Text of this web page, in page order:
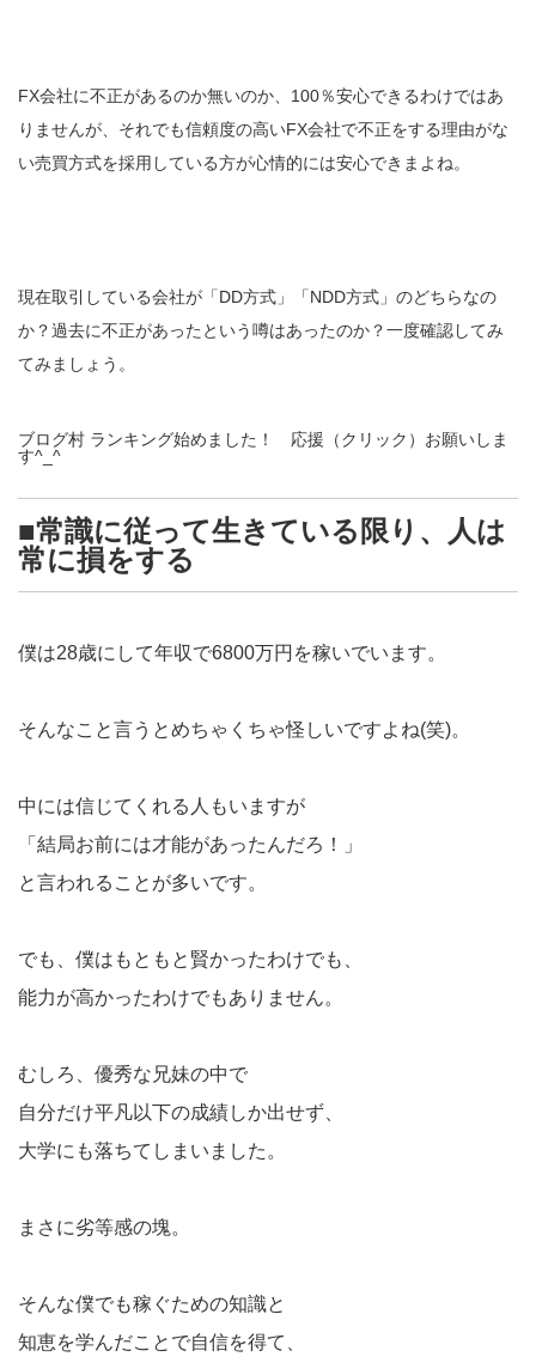
FX会社に不正があるのか無いのか、100％安心できるわけではあ
りませんが、それでも信頼度の高いFX会社で不正をする理由がな
い売買方式を採用している方が心情的には安心できまよね。
現在取引している会社が「DD方式」「NDD方式」のどちらなの
か？過去に不正があったという噂はあったのか？一度確認してみ
てみましょう。
ブログ村 ランキング始めました！ 応援（クリック）お願いしま
す^_^
■常識に従って生きている限り、人は
常に損をする
僕は28歳にして年収で6800万円を稼いでいます。
そんなこと言うとめちゃくちゃ怪しいですよね(笑)。
中には信じてくれる人もいますが
「結局お前には才能があったんだろ！」
と言われることが多いです。
でも、僕はもともと賢かったわけでも、
能力が高かったわけでもありません。
むしろ、優秀な兄妹の中で
自分だけ平凡以下の成績しか出せず、
大学にも落ちてしまいました。
まさに劣等感の塊。
そんな僕でも稼ぐための知識と
知恵を学んだことで自信を得て、